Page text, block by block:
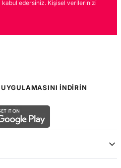
kabul edersiniz. Kişisel verilerinizi
İNDIRIN